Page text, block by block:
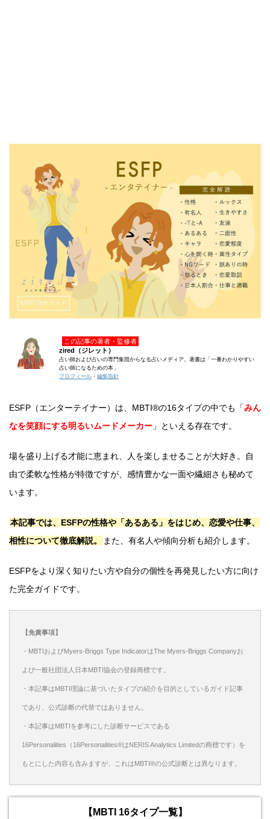
この記事の著者・監修者
zired（ジレット）
占い師および占いの専門集団からなる占いメディア。著書は「一番わかりやすい
占い師になるための本」
プロフィール ・ 編集指針
ESFP（エンターテイナー）は、MBTI®の16タイプの中でも「みん
なを笑顔にする明るいムードメーカー 」といえる存在です。
場を盛り上げる才能に恵まれ、人を楽しませることが大好き。自
由で柔軟な性格が特徴ですが、感情豊かな一面や繊細さも秘めて
います。
本記事では、ESFPの性格や「あるある」をはじめ、恋愛や仕事、
相性について徹底解説。
また、有名人や傾向分析も紹介します。
ESFPをより深く知りたい方や自分の個性を再発見したい方に向け
た完全ガイドです。
【免責事項】
・MBTIおよびMyers-Briggs Type IndicatorはThe Myers-Briggs Companyお
よび一般社団法人日本MBTI協会の登録商標です。
・本記事はMBTI理論に基づいたタイプの紹介を目的としているガイド記事
であり、公式診断の代替ではありません。
・本記事はMBTIを参考にした診断サービスである
16Personalities（16Personalities®はNERIS Analytics Limitedの商標です）を
もとにした内容も含みますが、これはMBTI®の公式診断とは異なります。
【MBTI 16タイプ一覧】